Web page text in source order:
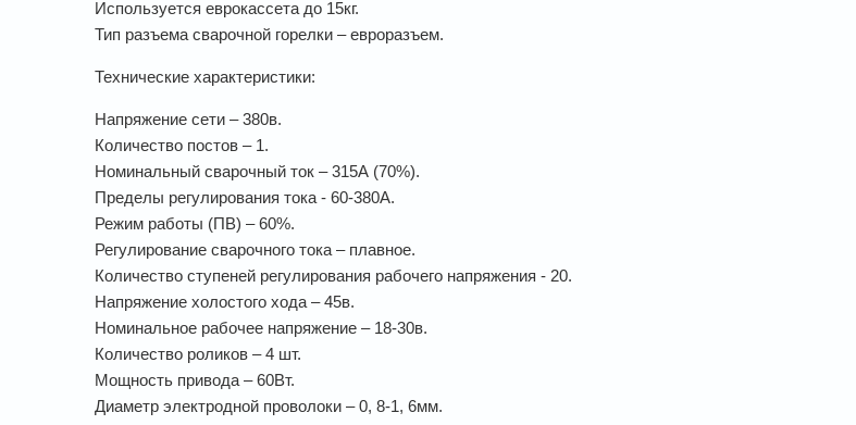
Используется еврокассета до 15кг.
Тип разъема сварочной горелки – евроразъем.
Технические характеристики:
Напряжение сети – 380в.
Количество постов – 1.
Номинальный сварочный ток – 315А (70%).
Пределы регулирования тока - 60-380А.
Режим работы (ПВ) – 60%.
Регулирование сварочного тока – плавное.
Количество ступеней регулирования рабочего напряжения - 20.
Напряжение холостого хода – 45в.
Номинальное рабочее напряжение – 18-30в.
Количество роликов – 4 шт.
Мощность привода – 60Вт.
Диаметр электродной проволоки – 0, 8-1, 6мм.